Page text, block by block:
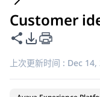
Customer
共享此页面
PDF 导出选项
上次更新时间 : Dec 14,